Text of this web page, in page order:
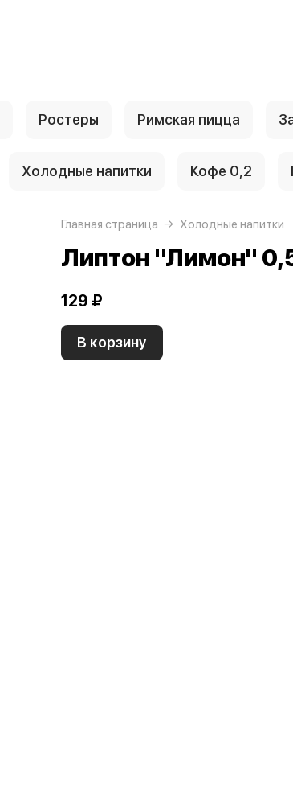
Ростеры Римская пицца
Холодные напитки Кофе 0,2
Главная страница Холодные напитки
Липтон "Лимон"
129 ₽
В корзину